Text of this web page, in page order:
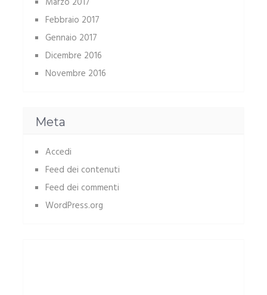
Febbraio 2017
Gennaio 2017
Dicembre 2016
Novembre 2016
Meta
Accedi
Feed dei contenuti
Feed dei commenti
WordPress.org